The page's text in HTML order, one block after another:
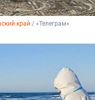
край / «Телеграм»